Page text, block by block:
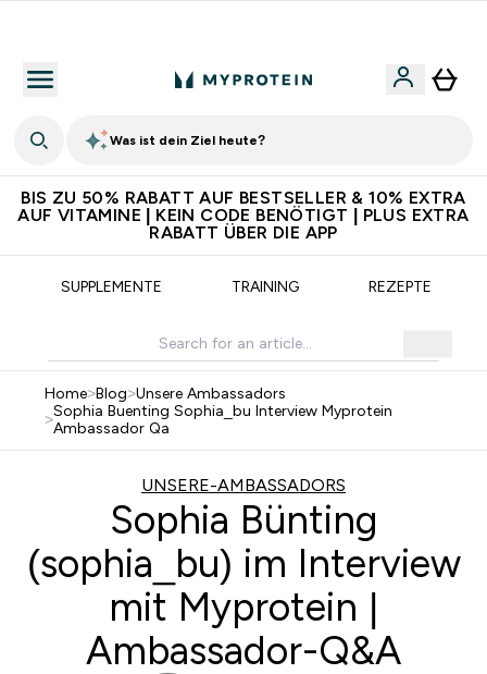
Was ist dein Ziel heute?
BIS ZU 50% RABATT AUF BESTSELLER & 10% EXTRA
AUF VITAMINE | KEIN CODE BENÖTIGT | PLUS EXTRA
RABATT ÜBER DIE APP
SUPPLEMENTE TRAINING REZEPTE
Home>Blog>Unsere Ambassadors
>Sophia Buenting Sophia_bu Interview Myprotein
Ambassador Qa
UNSERE-AMBASSADORS
Sophia Bünting
(sophia_bu) im Interview
mit Myprotein |
Ambassador-Q&A